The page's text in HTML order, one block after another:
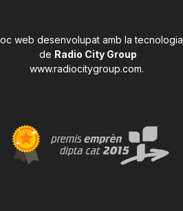
web desenvolupat amb la tecnologia
de Radio City Group
www.radiocitygroup.com.